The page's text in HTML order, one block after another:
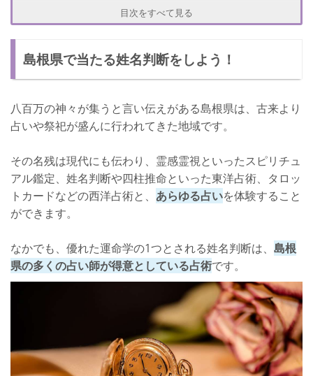
島根県で姓名判断が得意な占い師【OASIS匠：匠(たく)先生】
店舗詳細
島根県の凄腕占い師に運勢を占ってもらおう！
目次をすべて見る
島根県で当たる姓名判断をしよう！
八百万の神々が集うと言い伝えがある島根県は、古来より
占いや祭祀が盛んに行われてきた地域です。
その名残は現代にも伝わり、霊感霊視といったスピリチュ
アル鑑定、姓名判断や四柱推命といった東洋占術、タロッ
トカードなどの西洋占術と、 あらゆる占いを体験すること
ができます。
なかでも、優れた運命学の1つとされる姓名判断は、 島根
県の多くの占い師が得意としている占術です。